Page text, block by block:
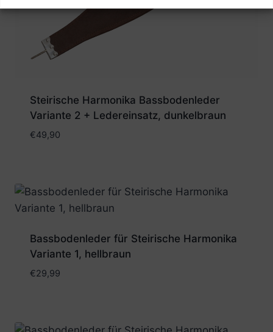
Steirische Harmonika Bassbodenleder
Variante 2 + Ledereinsatz, dunkelbraun
€49,90
Bassbodenleder für Steirische Harmonika
Variante 1, hellbraun
€29,99